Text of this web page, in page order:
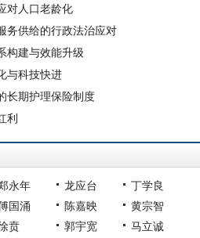
对人口老龄化
务供给的行政法治应对
构建与效能升级
与科技快进
长期护理保险制度
利
永年 龙应台
丁学良
国涌 陈嘉映
黄宗智
贲 郭宇宽 马立诚